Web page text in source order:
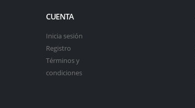
CUENTA
Inicia sesión
Registro
Términos y
condiciones